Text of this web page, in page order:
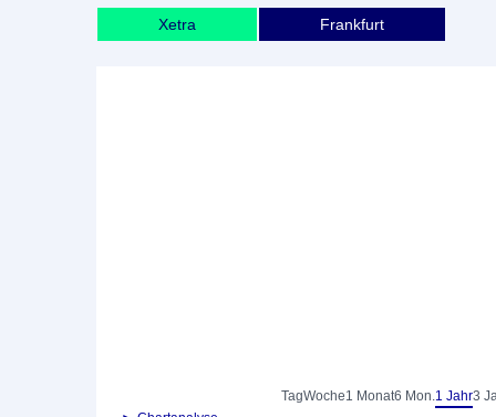
Xetra Frankfurt
TagWoche1 Monat6 Mon.1 Jahr3